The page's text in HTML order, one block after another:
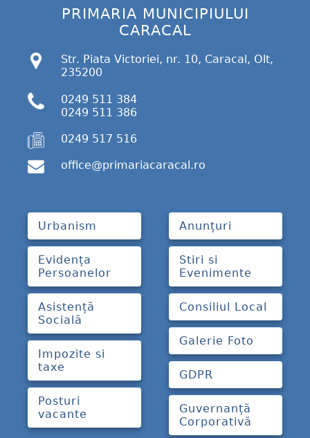
PRIMARIA MUNICIPIULUI
CARACAL
Str. Piata Victoriei, nr. 10, Caracal, Olt,
235200
0249 511 384
0249 511 386
0249 517 516
office@primariacaracal.ro
Urbanism
Evidența
Persoanelor
Asistență
Socială
Impozite si
taxe
Posturi
vacante
Anunțuri
Stiri si
Evenimente
Consiliul Local
Galerie Foto
GDPR
Guvernanță
Corporativă